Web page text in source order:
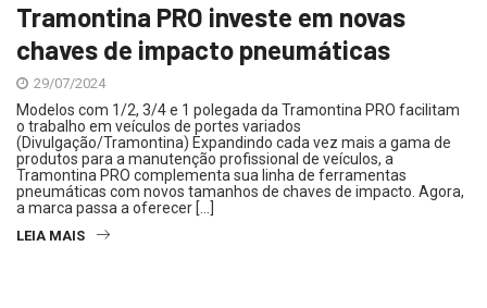
Tramontina PRO investe em novas
chaves de impacto pneumáticas
29/07/2024
Modelos com 1/2, 3/4 e 1 polegada da Tramontina PRO facilitam
o trabalho em veículos de portes variados
(Divulgação/Tramontina) Expandindo cada vez mais a gama de
produtos para a manutenção profissional de veículos, a
Tramontina PRO complementa sua linha de ferramentas
pneumáticas com novos tamanhos de chaves de impacto. Agora,
a marca passa a oferecer […]
LEIA MAIS